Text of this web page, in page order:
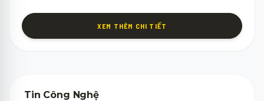
XEM THÊM CHI TIẾT
Tin Công Nghệ